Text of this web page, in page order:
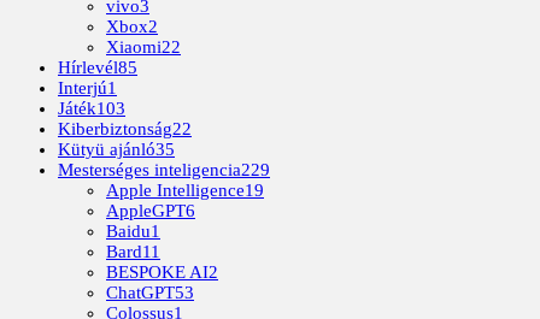
vivo3
Xbox2
Xiaomi22
Hírlevél85
Interjú1
Játék103
Kiberbiztonság22
Kütyü ajánló35
Mesterséges inteligencia229
Apple Intelligence19
AppleGPT6
Baidu1
Bard11
BESPOKE AI2
ChatGPT53
Colossus1